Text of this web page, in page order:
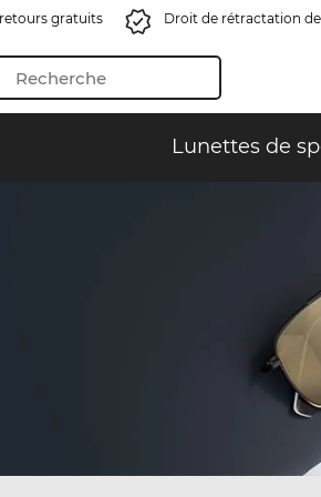
gratuits Droit de rétractation
Lunettes de